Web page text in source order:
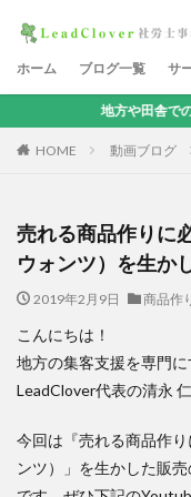
ホーム ブログ一覧 サ
地方や田舎での経営・集客支
HOME 動画ブログ
売れる商品作りに
ウォンツ）を生か
2019年2月9日 商品作
こんにちは！
地方の集客支援を専門
LeadClover代表の清永
今回は『売れる商品作
ンツ）」を生かした販